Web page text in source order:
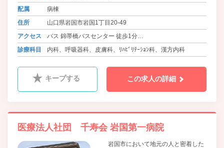
配属
病棟
住所
山口県岩国市岩国1丁目20-49
アクセス
バス 錦帯橋バスセンター 徒歩1分
岩徳線 西岩国駅
診療科目 内科、呼吸器科、皮膚科、ﾘﾊﾋﾞﾘﾃｰｼｮﾝ科、漢方内科
キープする この求人の詳細
医療法人社団 千寿会 岩国第一病院
岩国市において地元の人と密着した